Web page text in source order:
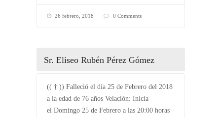
26 febrero, 2018 0 Comments
Sr. Eliseo Rubén Pérez Gómez
(( † )) Falleció el día 25 de Febrero del 2018
a la edad de 76 años Velación: Inicia
el Domingo 25 de Febrero a las 20:00 horas